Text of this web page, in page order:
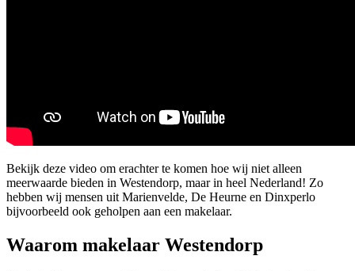
Bekijk deze video om erachter te komen hoe wij niet alleen
meerwaarde bieden in Westendorp, maar in heel Nederland! Zo
hebben wij mensen uit Marienvelde, De Heurne en Dinxperlo
bijvoorbeeld ook geholpen aan een makelaar.
Waarom makelaar Westendorp